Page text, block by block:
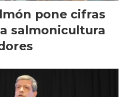
pone cifras
salmonicultura